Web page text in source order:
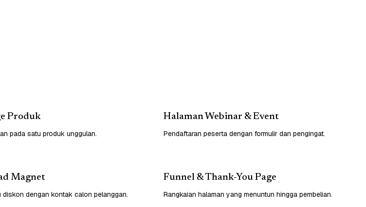
Produk
pada satu produk unggulan.
Halaman Webinar & Event
Pendaftaran peserta dengan formulir dan pengingat.
Magnet
diskon dengan kontak calon pelanggan.
Funnel & Thank-You Page
Rangkaian halaman yang menuntun hingga pembelian.